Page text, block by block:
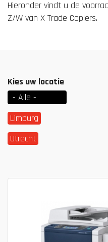
Hieronder vindt u de
Z/W van X Trade Copiers.
Kies uw locatie
- Alle -
Limburg
Utrecht